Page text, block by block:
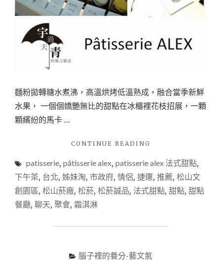
麵粉拋轉糖水煮沸，高溫烘烤低溫熟成，融合當季新鮮
水果， 一個個嬌艷無比的甜點在冰櫃裡花枝招展，一顆
顆繽紛的馬卡 …
CONTINUE READING
茶
甜
推
臺
運
patisserie, pâtisserie alex, patisserie alex 法式甜點,
下午茶, 台北, 姊妹淘, 市政府, 情侶, 捷運, 推薦, 松山文
創園區, 松山菸廠, 松菸, 松菸誠品, 法式甜點, 甜點, 甜點
餐廳, 聊天, 聚會, 霜淇淋
腦子裡的養分-藝文氣